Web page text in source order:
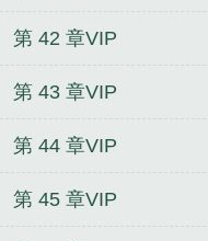
第 42 章VIP
第 43 章VIP
第 44 章VIP
第 45 章VIP